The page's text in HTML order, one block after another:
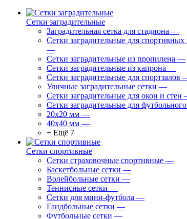
Сетки заградительные
Заградительная сетка для стадиона —
Сетки заградительные для
—
Сетки заградительные из пропилена —
Сетки заградительные из капрона —
Сетки заградительные для спортзалов
Уличные заградительные сетки —
Сетки заградительные для окон и стен
Сетки заградительные для
20х20 мм —
40х40 мм —
+ Ещё 7
Сетки спортивные
Сетки страховочные спортивные —
Баскетбольные сетки —
Волейбольные сетки —
Теннисные сетки —
Сетки для мини-футбола —
Гандбольные сетки —
Футбольные сетки —